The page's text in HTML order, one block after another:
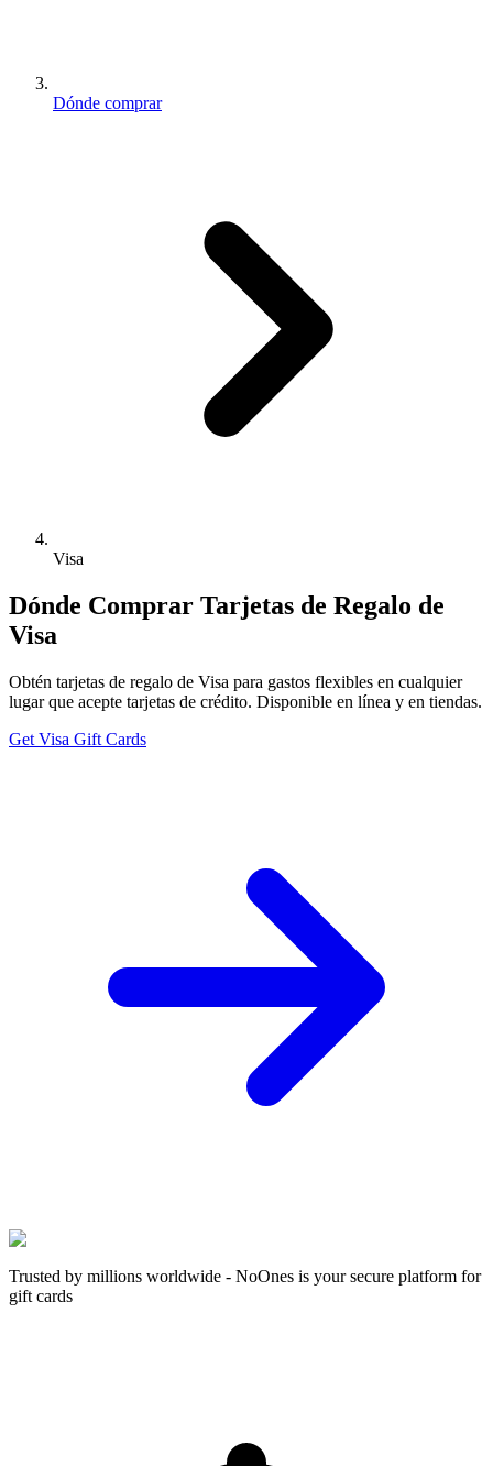
Dónde comprar
Visa
Dónde Comprar Tarjetas de Regalo de
Visa
Obtén tarjetas de regalo de Visa para gastos flexibles en cualquier
lugar que acepte tarjetas de crédito. Disponible en línea y en tiendas.
Get Visa Gift Cards
Trusted by millions worldwide - NoOnes is your secure platform for
gift cards